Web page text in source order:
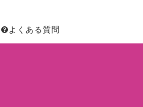
よくある質問